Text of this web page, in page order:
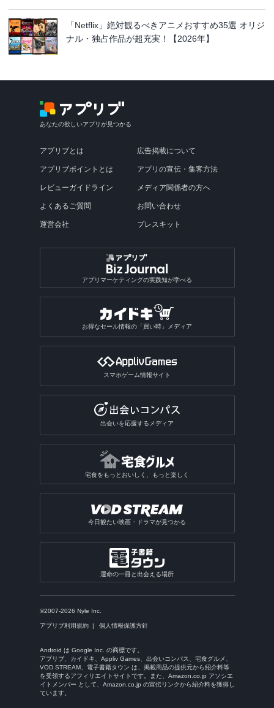
「Netflix」絶対観るべきアニメおすすめ35選 オリジ
ナル・独占作品が超充実！【2026年】
あなたの欲しいアプリが見つかる
アプリブとは
アプリブポイントとは
レビューガイドライン
よくあるご質問
運営会社
広告掲載について
アプリの宣伝・集客方法
メディア関係者の方へ
お問い合わせ
プレスキット
アプリマーケティングの実践知が学べる
お得なセール情報の「買い時」メディア
スマホゲーム情報サイト
出会いを応援するメディア
宅食をもっとおいしく、もっと楽しく
今日観たい映画・ドラマが見つかる
運命の一冊と出会える場所
©2007-2026 Nyle Inc.
アプリブ利用規約 個人情報保護方針
Android は Google Inc. の商標です。
アプリブ、カイドキ、Appliv Games、出会いコンパス、宅食グルメ、
VOD STREAM、電子書籍タウン は、掲載商品の提供元から紹介料等
を受領するアフィリエイトサイトです。また、Amazon.co.jp アソシエ
イトメンバー として、Amazon.co.jp の宣伝リンクから紹介料を獲得し
ています。